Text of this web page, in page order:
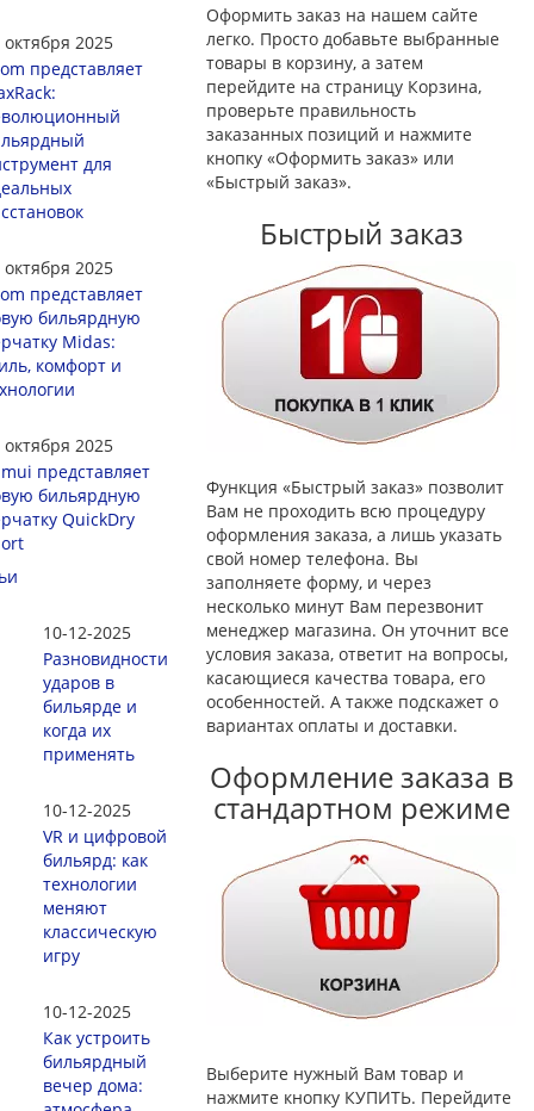
Оформить заказ на нашем сайте
легко. Просто добавьте выбранные
товары в корзину, а затем
перейдите на страницу Корзина,
проверьте правильность
заказанных позиций и нажмите
кнопку «Оформить заказ» или
«Быстрый заказ».
Быстрый заказ
Функция «Быстрый заказ» позволит
Вам не проходить всю процедуру
оформления заказа, а лишь указать
свой номер телефона. Вы
заполняете форму, и через
несколько минут Вам перезвонит
менеджер магазина. Он уточнит все
условия заказа, ответит на вопросы,
касающиеся качества товара, его
особенностей. А также подскажет о
вариантах оплаты и доставки.
Оформление заказа в
стандартном режиме
Выберите нужный Вам товар и
нажмите кнопку КУПИТЬ. Перейдите
октября 2025
представляет
для
октября 2025
представляет
бильярдную
Midas:
комфорт и
октября 2025
представляет
бильярдную
QuickDry
10-12-2025
Разновидности
ударов в
бильярде и
когда их
применять
10-12-2025
VR и цифровой
бильярд: как
технологии
меняют
классическую
игру
10-12-2025
Как устроить
бильярдный
вечер дома: